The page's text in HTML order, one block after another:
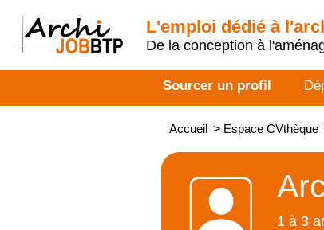
L'emploi dédié à
De la conception à
Sourcer un profil
Accueil > Espace CVthèque
1 à 3